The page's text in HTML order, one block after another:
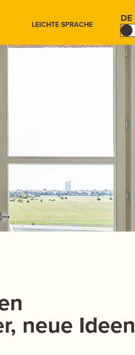
LEICHTE SPRACHE
DE
neue Ideen